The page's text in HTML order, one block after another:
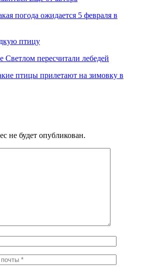
погода ожидается 5 февраля в
птицу
Светлом пересчитали лебедей
птицы прилетают на зимовку в
не будет опубликован.